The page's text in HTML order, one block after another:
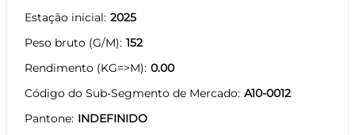
Estação inicial 2025
Peso bruto (G/M) 152
Rendimento (KG=>M) 0.00
Código do Sub-Segmento de Mercado A10-0012
Pantone INDEFINIDO